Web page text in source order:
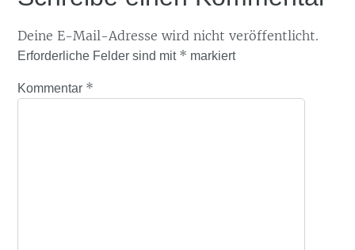
Deine E-Mail-Adresse wird nicht veröffentlicht.
Erforderliche Felder sind mit * markiert
Kommentar *